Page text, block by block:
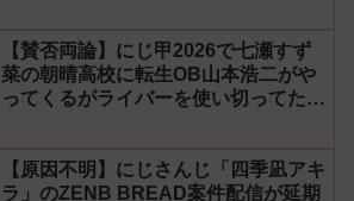
【賛否両論】にじ甲2026で七瀬すず
菜の朝晴高校に転生OB山本浩二がや
ってくるがライバーを使い切ってたの
イバーの転生が可能に
【原因不明】にじさんじ「四季凪アキ
ラ」のZENB BREAD案件配信が延期